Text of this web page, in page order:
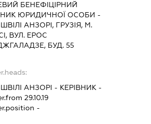
БЕНЕФІЦІРНИЙ
ЮРИДИЧНОЇ ОСОБИ -
АНЗОРІ, ГРУЗІЯ, М.
ВУЛ. ЕРОС
БУД. 55
АНЗОРІ - КЕРІВНИК-
29.10.19
-